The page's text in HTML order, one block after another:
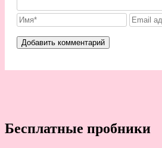
Бесплатные пробники